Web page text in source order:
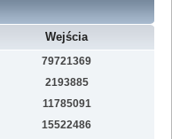
Wejścia
79721369
2193885
11785091
15522486